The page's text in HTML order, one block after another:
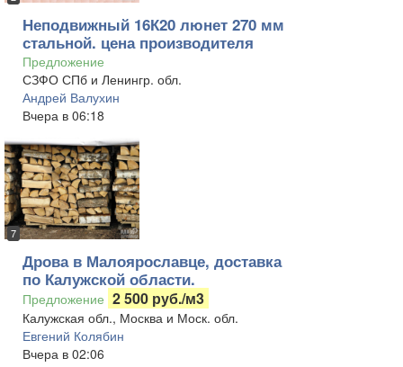
Неподвижный 16К20 люнет 270 мм
стальной. цена производителя
Предложение
СЗФО СПб и Ленингр. обл.
Андрей Валухин
Вчера в 06:18
7
Дрова в Малоярославце, доставка
по Калужской области.
Предложение 2 500 руб./м3
Калужская обл., Москва и Моск. обл.
Евгений Колябин
Вчера в 02:06